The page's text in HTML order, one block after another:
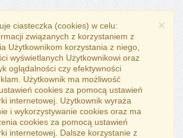
×
ciasteczka (cookies) w celu:
związanych z korzystaniem z
Użytkownikom korzystania z niego,
wyświetlanych Użytkownikowi oraz
oglądalności czy efektywności
Użytkownik ma możliwość
cookies za pomocą ustawień
internetowej. Użytkownik wyraża
i wykorzystywanie cookies oraz ma
cookies za pomocą ustawień
internetowej. Dalsze korzystanie z